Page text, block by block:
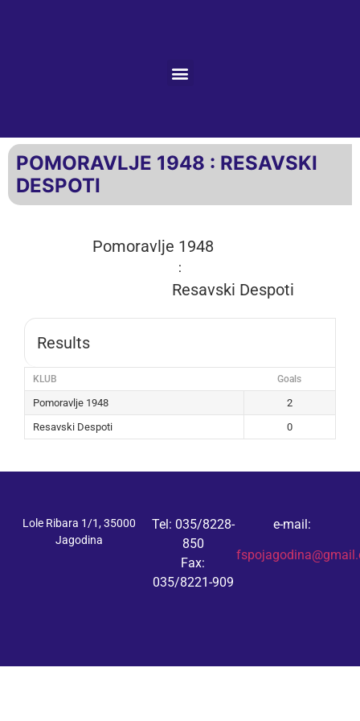
POMORAVLJE 1948 : RESAVSKI
DESPOTI
Pomoravlje 1948
:
Resavski Despoti
Results
KLUB Goals
Pomoravlje 1948
2
Resavski Despoti
0
Lole Ribara 1/1, 35000
Jagodina
Tel: 035/8228-
850
Fax:
035/8221-909
e-mail: